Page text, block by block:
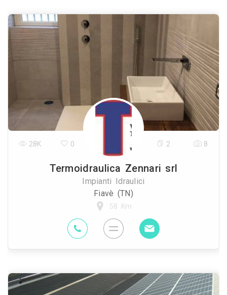
Termoidraulica Zennari srl
Impianti Idraulici
Fiavè (TN)
58 Km
28K 0 2 8